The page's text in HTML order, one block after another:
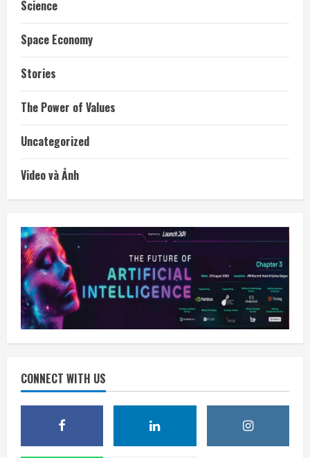
Science
Space Economy
Stories
The Power of Values
Uncategorized
Video và Ảnh
CONNECT WITH US